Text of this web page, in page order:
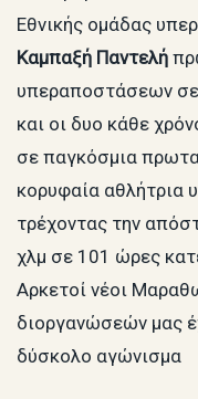
Εθνικής ομάδας
Καμπαξή Παντελή
υπεραποστάσεων
και οι δυο κάθε
σε παγκόσμια
κορυφαία
τρέχοντας την
χλμ σε 101 ώρες
Αρκετοί νέοι
διοργανώσεών μας
δύσκολο αγώνισμα